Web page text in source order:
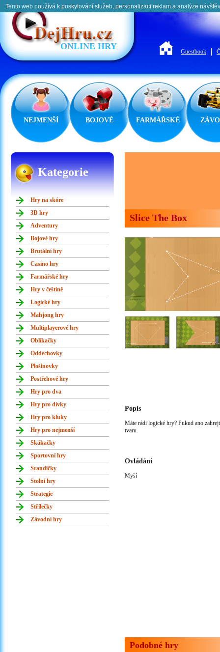
Tento web používá k poskytování služeb, personalizaci reklam a analýze
ONLINE HRY
Guestbook
NEJMENŠÍ BOJOVÉ FARMÁŘSKÉ
Kategorie
Hry na skóre
3D hry
Adventury
Bojové hry
Brutální hry
Casino hry
Farmářské hry
Hry v češtině
Logické hry
Mahjong hry
Multiplayerové hry
Oblíkačky
Oddechovky
Plošinovky
Postřehové hry
Hry pro dva
Hry pro dívky
Hry pro kluky
Hry pro nejmenší
Skákačky
Sportovní hry
Srandičky
Stolní hry
Strategie
Střílečky
Závodní hry
Slice The Box
Popis
Máte rádi logické hry? Pukud ano
tvaru.
Ovládání
Myší
Podobné hry